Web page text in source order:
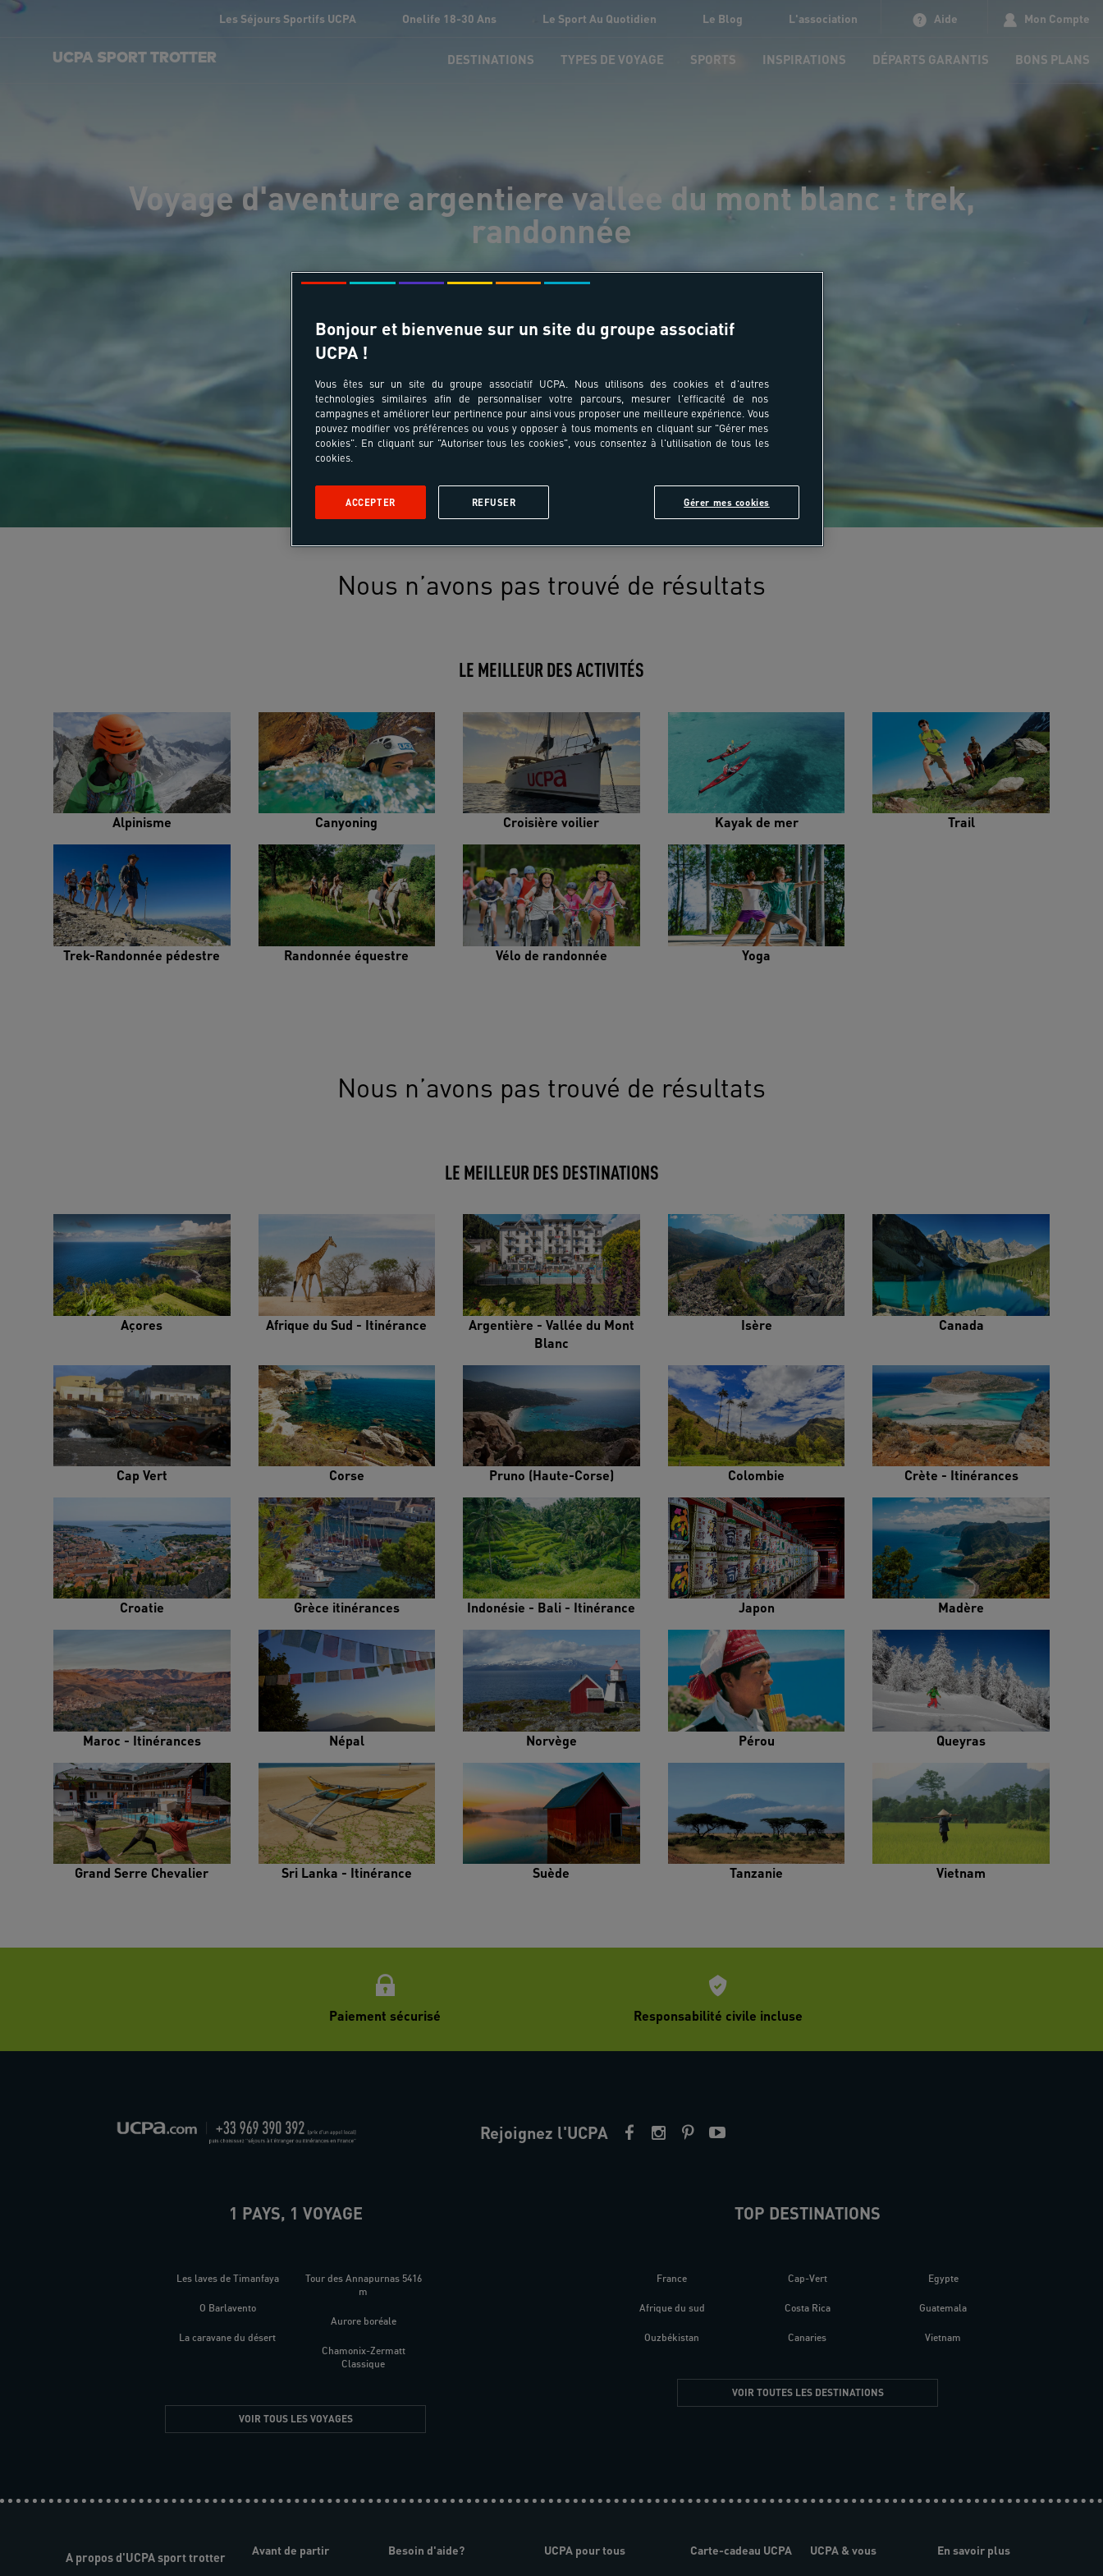
Les Séjours Sportifs UCPA Onelife 18-30 Ans Le Sport Au Quotidien Le Blog L'association Aide Mon Compte
UCPA SPORT TROTTER DESTINATIONS TYPES DE VOYAGE SPORTS INSPIRATIONS DÉPARTS GARANTIS BONS PLANS
Voyage d'aventure argentiere vallee du mont blanc : trek,
randonnée
Nous n’avons pas trouvé de résultats
LE MEILLEUR DES ACTIVITÉS
Alpinisme Canyoning Croisière voilier Kayak de mer Trail
Trek-Randonnée pédestre Randonnée équestre Vélo de randonnée Yoga
Nous n’avons pas trouvé de résultats
LE MEILLEUR DES DESTINATIONS
Açores Afrique du Sud - Itinérance
Argentière - Vallée du Mont
Blanc
Isère Canada
Cap Vert Corse Pruno (Haute-Corse) Colombie Crète - Itinérances
Croatie Grèce itinérances Indonésie - Bali - Itinérance Japon Madère
Maroc - Itinérances Népal Norvège Pérou Queyras
Grand Serre Chevalier Sri Lanka - Itinérance Suède Tanzanie Vietnam
Paiement sécurisé Responsabilité civile incluse
Rejoignez l'UCPA
1 PAYS, 1 VOYAGE
Les laves de Timanfaya
O Barlavento
La caravane du désert
Tour des Annapurnas 5416
m
Aurore boréale
Chamonix-Zermatt
Classique
VOIR TOUS LES VOYAGES
TOP DESTINATIONS
France
Afrique du sud
Ouzbékistan
Cap-Vert
Costa Rica
Canaries
Egypte
Guatemala
Vietnam
VOIR TOUTES LES DESTINATIONS
A propos d'UCPA sport trotter
Avant de partir Besoin d'aide? UCPA pour tous Carte-cadeau UCPA UCPA & vous En savoir plus
Bonjour et bienvenue sur un site du groupe associatif
UCPA !
Vous êtes sur un site du groupe associatif UCPA. Nous utilisons des cookies et d'autres
technologies similaires afin de personnaliser votre parcours, mesurer l'efficacité de nos
campagnes et améliorer leur pertinence pour ainsi vous proposer une meilleure expérience. Vous
pouvez modifier vos préférences ou vous y opposer à tous moments en cliquant sur "Gérer mes
cookies". En cliquant sur "Autoriser tous les cookies", vous consentez à l'utilisation de tous les
cookies.
Gérer mes cookies
REFUSER
ACCEPTER